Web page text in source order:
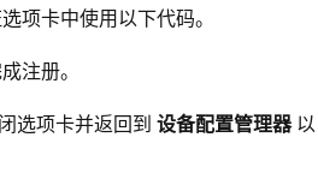
项卡中使用以下代码。
注册。
选项卡并返回到 设备配置管理器以